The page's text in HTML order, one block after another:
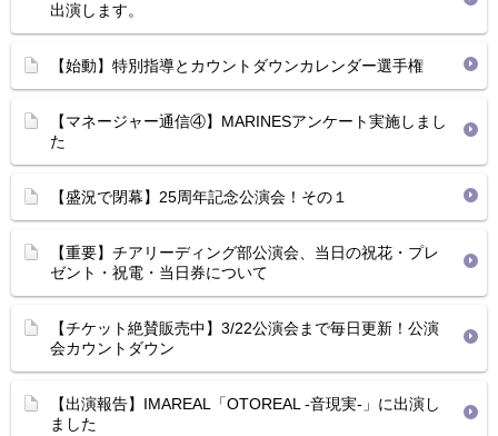
出演します。
【始動】特別指導とカウントダウンカレンダー選手権
【マネージャー通信④】MARINESアンケート実施しまし
た
【盛況で閉幕】25周年記念公演会！その１
【重要】チアリーディング部公演会、当日の祝花・プレ
ゼント・祝電・当日券について
【チケット絶賛販売中】3/22公演会まで毎日更新！公演
会カウントダウン
【出演報告】IMAREAL「OTOREAL -音現実-」に出演し
ました